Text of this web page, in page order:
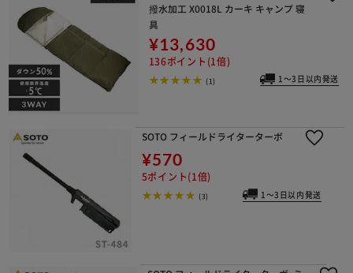
撥水加工 X0018L カーキ キャンプ 寝
具
¥13,630
136ポイント(1倍)
(1) 1～3日以内発送
SOTO フィールドライターターボ
¥570
5ポイント(1倍)
(3) 1～3日以内発送